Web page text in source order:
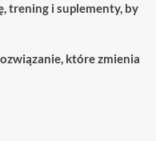
trening i suplementy, by
które zmienia